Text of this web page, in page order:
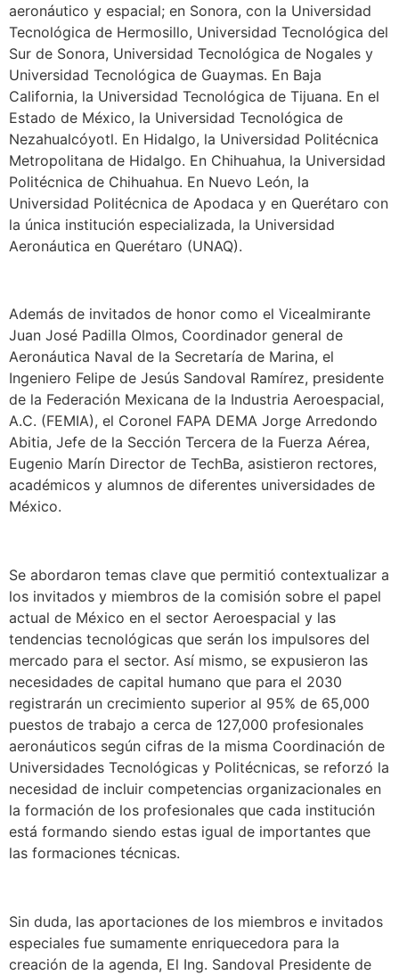
aeronáutico y espacial; en Sonora, con la Universidad
Tecnológica de Hermosillo, Universidad Tecnológica del
Sur de Sonora, Universidad Tecnológica de Nogales y
Universidad Tecnológica de Guaymas. En Baja
California, la Universidad Tecnológica de Tijuana. En el
Estado de México, la Universidad Tecnológica de
Nezahualcóyotl. En Hidalgo, la Universidad Politécnica
Metropolitana de Hidalgo. En Chihuahua, la Universidad
Politécnica de Chihuahua. En Nuevo León, la
Universidad Politécnica de Apodaca y en Querétaro con
la única institución especializada, la Universidad
Aeronáutica en Querétaro (UNAQ).
Además de invitados de honor como el Vicealmirante
Juan José Padilla Olmos, Coordinador general de
Aeronáutica Naval de la Secretaría de Marina, el
Ingeniero Felipe de Jesús Sandoval Ramírez, presidente
de la Federación Mexicana de la Industria Aeroespacial,
A.C. (FEMIA), el Coronel FAPA DEMA Jorge Arredondo
Abitia, Jefe de la Sección Tercera de la Fuerza Aérea,
Eugenio Marín Director de TechBa, asistieron rectores,
académicos y alumnos de diferentes universidades de
México.
Se abordaron temas clave que permitió contextualizar a
los invitados y miembros de la comisión sobre el papel
actual de México en el sector Aeroespacial y las
tendencias tecnológicas que serán los impulsores del
mercado para el sector. Así mismo, se expusieron las
necesidades de capital humano que para el 2030
registrarán un crecimiento superior al 95% de 65,000
puestos de trabajo a cerca de 127,000 profesionales
aeronáuticos según cifras de la misma Coordinación de
Universidades Tecnológicas y Politécnicas, se reforzó la
necesidad de incluir competencias organizacionales en
la formación de los profesionales que cada institución
está formando siendo estas igual de importantes que
las formaciones técnicas.
Sin duda, las aportaciones de los miembros e invitados
especiales fue sumamente enriquecedora para la
creación de la agenda, El Ing. Sandoval Presidente de